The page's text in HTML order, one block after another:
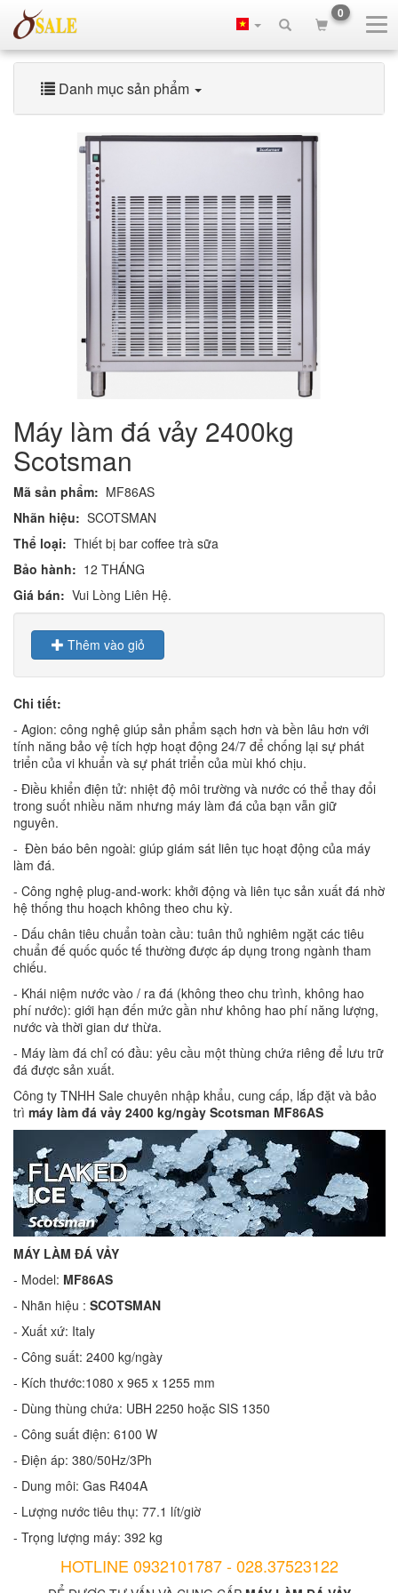
0
Danh mục sản phẩm
Máy làm đá vảy 2400kg
Scotsman
Mã sản phẩm: MF86AS
Nhãn hiệu: SCOTSMAN
Thể loại: Thiết bị bar coffee trà sữa
Bảo hành: 12 THÁNG
Giá bán: Vui Lòng Liên Hệ.
Thêm vào giỏ
Chi tiết:
- Agion: công nghệ giúp sản phẩm sạch hơn và bền lâu hơn với
tính năng bảo vệ tích hợp hoạt động 24/7 để chống lại sự phát
triển của vi khuẩn và sự phát triển của mùi khó chịu.
- Điều khiển điện tử: nhiệt độ môi trường và nước có thể thay đổi
trong suốt nhiều năm nhưng máy làm đá của bạn vẫn giữ
nguyên.
- Đèn báo bên ngoài: giúp giám sát liên tục hoạt động của máy
làm đá.
- Công nghệ plug-and-work: khởi động và liên tục sản xuất đá nhờ
hệ thống thu hoạch không theo chu kỳ.
- Dấu chân tiêu chuẩn toàn cầu: tuân thủ nghiêm ngặt các tiêu
chuẩn đế quốc quốc tế thường được áp dụng trong ngành tham
chiếu.
- Khái niệm nước vào / ra đá (không theo chu trình, không hao
phí nước): giới hạn đến mức gần như không hao phí năng lượng,
nước và thời gian dư thừa.
- Máy làm đá chỉ có đầu: yêu cầu một thùng chứa riêng để lưu trữ
đá được sản xuất.
Công ty TNHH Sale chuyên nhập khẩu, cung cấp, lắp đặt và bảo
trì máy làm đá vảy 2400 kg/ngày Scotsman MF86AS
MÁY LÀM ĐÁ VẢY
- Model: MF86AS
- Nhãn hiệu : SCOTSMAN
- Xuất xứ: Italy
- Công suất: 2400 kg/ngày
- Kích thước:1080 x 965 x 1255 mm
- Dùng thùng chứa: UBH 2250 hoặc SIS 1350
- Công suất điện: 6100 W
- Điện áp: 380/50Hz/3Ph
- Dung môi: Gas R404A
- Lượng nước tiêu thụ: 77.1 lít/giờ
- Trọng lượng máy: 392 kg
HOTLINE 0932101787 - 028.37523122